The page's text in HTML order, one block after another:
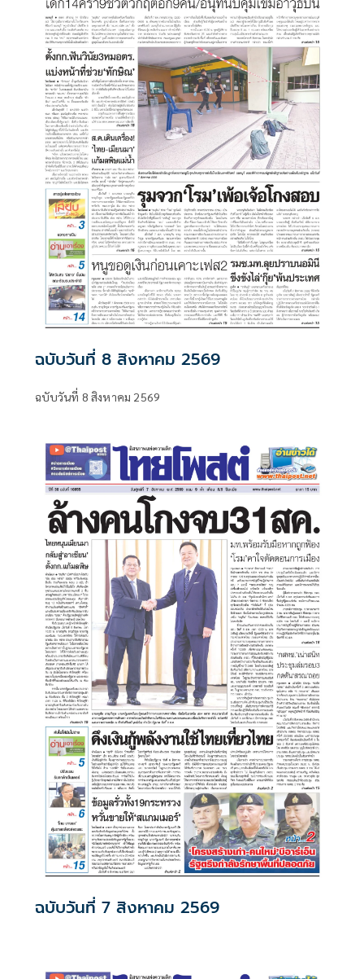
ฉบับวันที่ 8 สิงหาคม 2569
ฉบับวันที่ 8 สิงหาคม 2569
ฉบับวันที่ 7 สิงหาคม 2569